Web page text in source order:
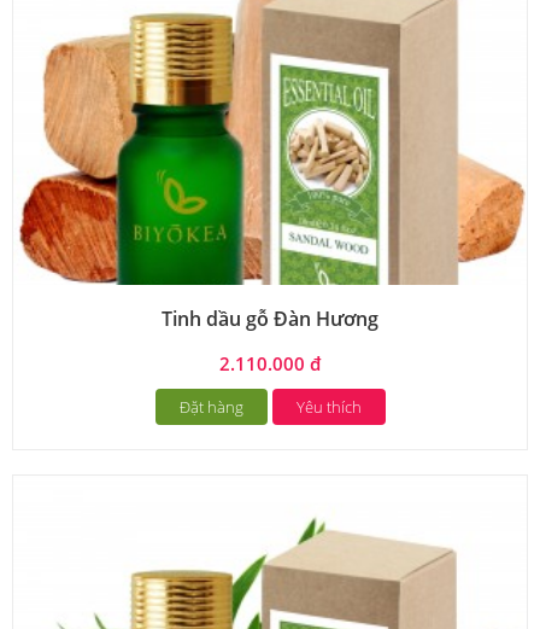
Tinh dầu gỗ Đàn Hương
2.110.000 đ
Đặt hàng Yêu thích